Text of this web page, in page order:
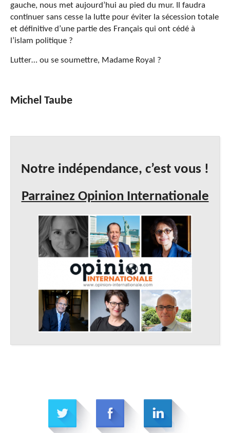
gauche, nous met aujourd’hui au pied du mur. Il faudra
continuer sans cesse la lutte pour éviter la sécession totale
et définitive d’une partie des Français qui ont cédé à
l’islam politique ?
Lutter… ou se soumettre, Madame Royal ?
Michel Taube
Notre indépendance, c’est vous !
Parrainez Opinion Internationale